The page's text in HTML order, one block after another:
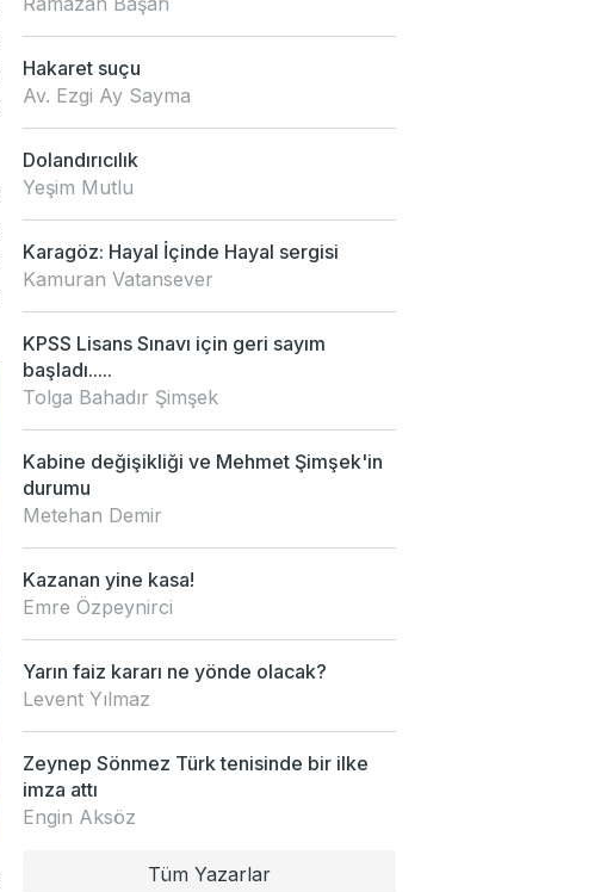
Hakaret suçu
Av. Ezgi Ay Sayma
Dolandırıcılık
Yeşim Mutlu
Karagöz: Hayal İçinde Hayal sergisi
Kamuran Vatansever
KPSS Lisans Sınavı için geri sayım
başladı.....
Tolga Bahadır Şimşek
Kabine değişikliği ve Mehmet Şimşek'in
durumu
Metehan Demir
Kazanan yine kasa!
Emre Özpeynirci
Yarın faiz kararı ne yönde olacak?
Levent Yılmaz
Zeynep Sönmez Türk tenisinde bir ilke
imza attı
Engin Aksöz
Tüm Yazarlar